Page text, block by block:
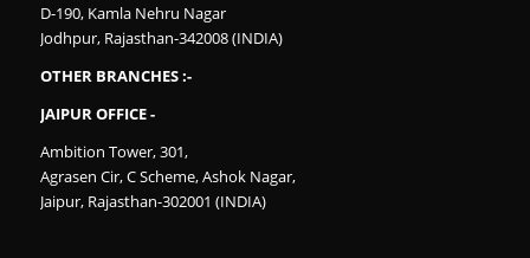
D-190, Kamla Nehru Nagar
Jodhpur, Rajasthan-342008 (INDIA)
OTHER BRANCHES :-
JAIPUR OFFICE -
Ambition Tower, 301,
Agrasen Cir, C Scheme, Ashok Nagar,
Jaipur, Rajasthan-302001 (INDIA)